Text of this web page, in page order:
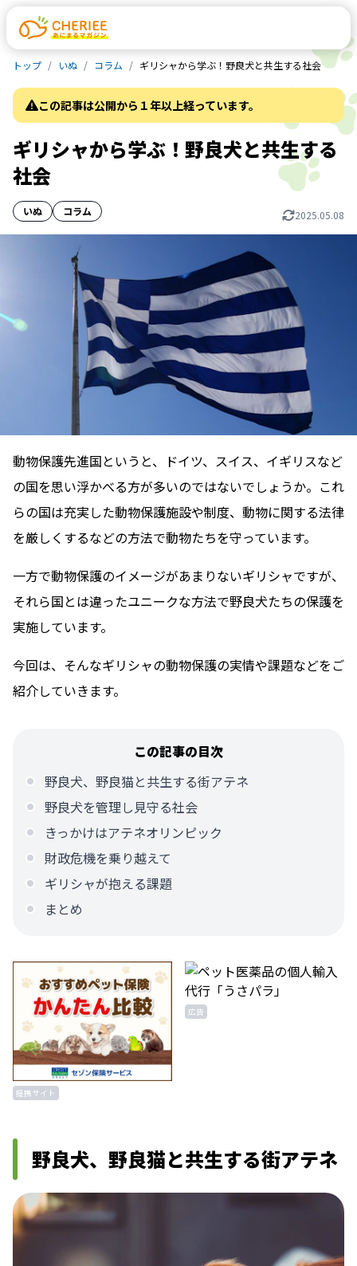
トップ いぬ コラム ギリシャから学ぶ！野良犬と共生する社会
この記事は公開から１年以上経っています。
ギリシャから学ぶ！野良犬と共生する
社会
いぬ コラム 2025.05.08
動物保護先進国というと、ドイツ、スイス、イギリスなど
の国を思い浮かべる方が多いのではないでしょうか。これ
らの国は充実した動物保護施設や制度、動物に関する法律
を厳しくするなどの方法で動物たちを守っています。
一方で動物保護のイメージがあまりないギリシャですが、
それら国とは違ったユニークな方法で野良犬たちの保護を
実施しています。
今回は、そんなギリシャの動物保護の実情や課題などをご
紹介していきます。
この記事の目次
野良犬、野良猫と共生する街アテネ
野良犬を管理し見守る社会
きっかけはアテネオリンピック
財政危機を乗り越えて
ギリシャが抱える課題
まとめ
提携サイト
広告
野良犬、野良猫と共生する街アテネ